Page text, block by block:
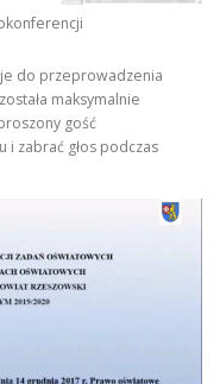
do przeprowadzenia
maksymalnie
gość
i zabrać głos podczas